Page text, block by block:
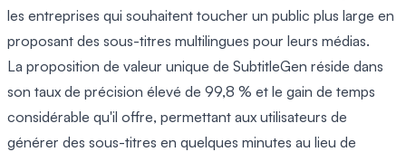
les entreprises qui souhaitent toucher un public plus large en
proposant des sous-titres multilingues pour leurs médias.
La proposition de valeur unique de SubtitleGen réside dans
son taux de précision élevé de 99,8 % et le gain de temps
considérable qu'il offre, permettant aux utilisateurs de
générer des sous-titres en quelques minutes au lieu de